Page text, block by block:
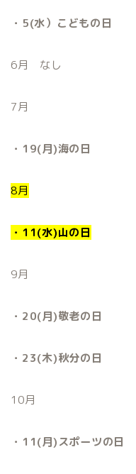
・5(水）こどもの日
6月 なし
7月
・19(月)海の日
8月
・11(水)山の日
9月
・20(月)敬老の日
・23(木)秋分の日
10月
・11(月)スポーツの日